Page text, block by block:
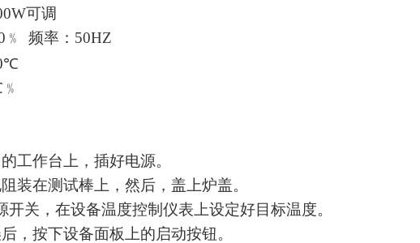
可调
﹪ 频率： 50HZ
℃
﹪
工作台上，插好电源。
装在测试棒上，然后，盖上炉盖。
关，在设备温度控制仪表上设定好目标温度。
，按下设备面板上的启动按钮。